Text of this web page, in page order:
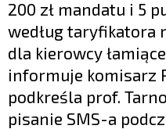
200 zł mandatu i 5
według taryfikatora
dla kierowcy
informuje komisarz
podkreśla prof.
pisanie SMS-a